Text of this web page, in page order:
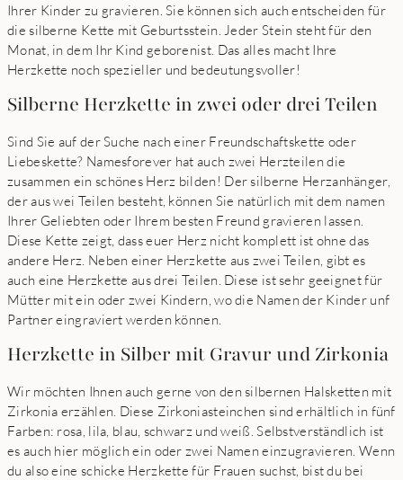
Ihrer Kinder zu gravieren. Sie können sich auch entscheiden für
die silberne Kette mit Geburtsstein. Jeder Stein steht für den
Monat, in dem Ihr Kind geborenist. Das alles macht Ihre
Herzkette noch spezieller und bedeutungsvoller!
Silberne Herzkette in zwei oder drei Teilen
Sind Sie auf der Suche nach einer Freundschaftskette oder
Liebeskette? Namesforever hat auch zwei Herzteilen die
zusammen ein schönes Herz bilden! Der silberne Herzanhänger,
der aus wei Teilen besteht, können Sie natürlich mit dem namen
Ihrer Geliebten oder Ihrem besten Freund gravieren lassen.
Diese Kette zeigt, dass euer Herz nicht komplett ist ohne das
andere Herz. Neben einer Herzkette aus zwei Teilen, gibt es
auch eine Herzkette aus drei Teilen. Diese ist sehr geeignet für
Mütter mit ein oder zwei Kindern, wo die Namen der Kinder unf
Partner eingraviert werden können.
Herzkette in Silber mit Gravur und Zirkonia
Wir möchten Ihnen auch gerne von den silbernen Halsketten mit
Zirkonia erzählen. Diese Zirkoniasteinchen sind erhältlich in fünf
Farben: rosa, lila, blau, schwarz und weiß. Selbstverständlich ist
es auch hier möglich ein oder zwei Namen einzugravieren. Wenn
du also eine schicke Herzkette für Frauen suchst, bist du bei